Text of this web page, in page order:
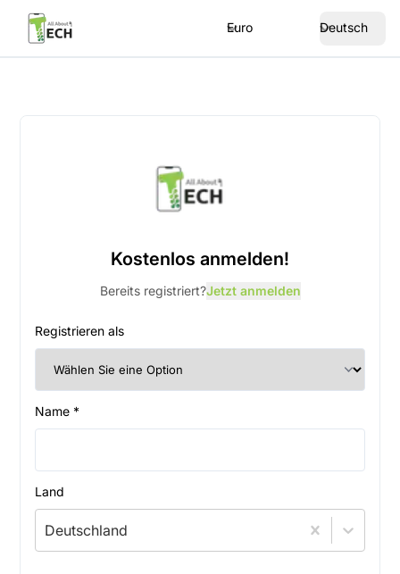
Euro Deutsch
Kostenlos anmelden!
Bereits registriert?Jetzt anmelden
Registrieren als
Name *
Land
Deutschland